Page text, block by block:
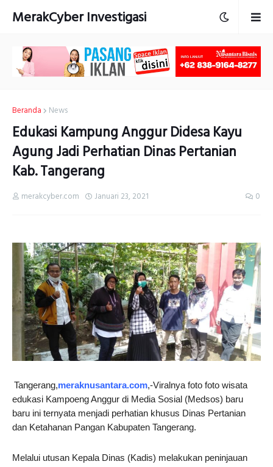
MerakCyber Investigasi
Beranda News
Edukasi Kampung Anggur Didesa Kayu
Agung Jadi Perhatian Dinas Pertanian
Kab. Tangerang
merakcyber.com Januari 23, 2021 0
Tangerang,meraknusantara.com,-Viralnya foto foto wisata
edukasi Kampoeng Anggur di Media Sosial (Medsos) baru
baru ini ternyata menjadi perhatian khusus Dinas Pertanian
dan Ketahanan Pangan Kabupaten Tangerang.
Melalui utusan Kepala Dinas (Kadis) melakukan peninjauan